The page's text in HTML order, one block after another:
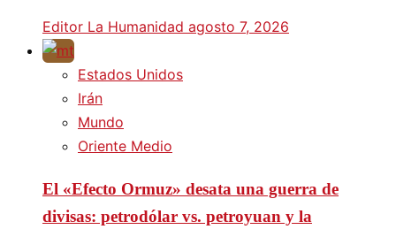
Editor La Humanidad agosto 7, 2026
Estados Unidos
Irán
Mundo
Oriente Medio
El «Efecto Ormuz» desata una guerra de
divisas: petrodólar vs. petroyuan y la